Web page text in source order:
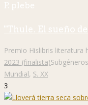
P. plebe
"Thule. El sueño
Premio Hislibris literatura
2023 (finalista)
Mundial, S. XX
3